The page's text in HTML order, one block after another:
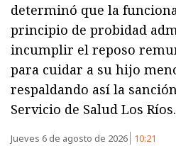
determinó que la
principio de probidad
incumplir el reposo
para cuidar a su hijo
respaldando así la
Servicio de Salud Los Ríos.
Jueves 6 de agosto de 2026 10:21